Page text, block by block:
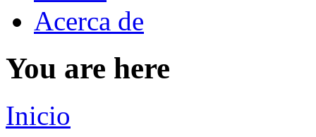
Acerca de
You are here
Inicio